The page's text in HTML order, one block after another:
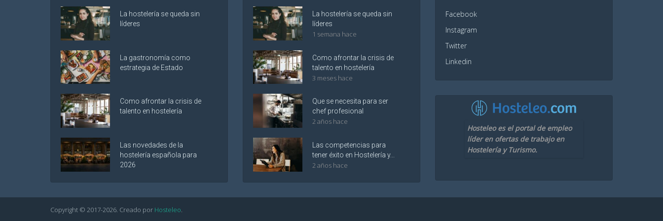
La hostelería se queda sin
líderes
La gastronomía como
estrategia de Estado
Como afrontar la crisis de
talento en hostelería
Las novedades de la
hostelería española para
2026
La hostelería se queda sin
líderes
1 semana hace
Como afrontar la crisis de
talento en hostelería
3 meses hace
Que se necesita para ser
chef profesional
2 años hace
Las competencias para
tener éxito en Hostelería y...
2 años hace
Facebook
Instagram
Twitter
Linkedin
Hosteleo es el portal de empleo
líder en ofertas de trabajo en
Hostelería y Turismo.
Copyright © 2017-2026. Creado por Hosteleo.